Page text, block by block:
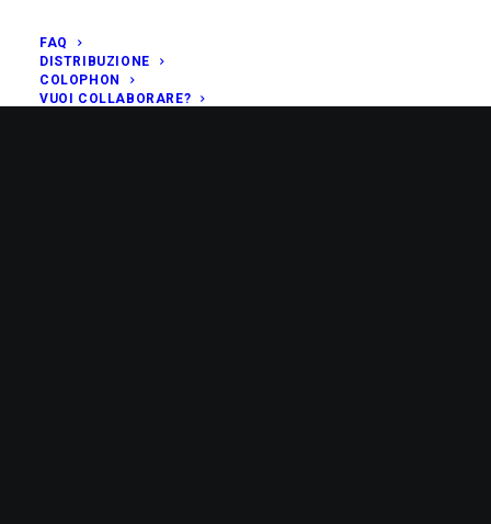
FAQ
DISTRIBUZIONE
COLOPHON
VUOI COLLABORARE?